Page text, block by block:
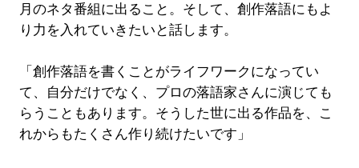
月のネタ番組に出ること。そして、創作落語にもよ
り力を入れていきたいと話します。
「創作落語を書くことがライフワークになってい
て、自分だけでなく、プロの落語家さんに演じても
らうこともあります。そうした世に出る作品を、こ
れからもたくさん作り続けたいです」